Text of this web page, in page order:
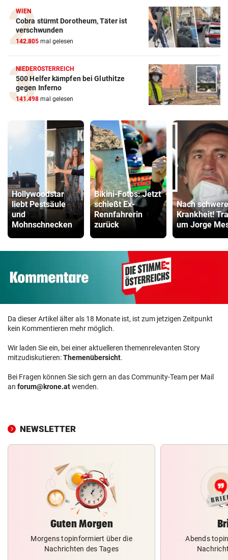
WIEN
Cobra stürmt Dorotheum, Täter ist
verschwunden
142.805 mal gelesen
NIEDERÖSTERREICH
500 Helfer kämpfen bei Gluthitze
gegen Inferno
141.498 mal gelesen
Hollywoodstar
liebt Pestsäule
und
Mohnschnecken
Bikini-Fotos: Jetzt
schießt Ex-
Rennfahrerin
zurück
Nach
Krankheit!
um Jorge
Da dieser Artikel älter als 18 Monate ist, ist zum jetzigen Zeitpunkt
kein Kommentieren mehr möglich.
Wir laden Sie ein, bei einer aktuelleren themenrelevanten Story
mitzudiskutieren:Themenübersicht.
Bei Fragen können Sie sich gern an das Community-Team per Mail
an forum@krone.atwenden.
NEWSLETTER
Guten Morgen
Morgens topinformiert über die
Nachrichten des Tages
Abends